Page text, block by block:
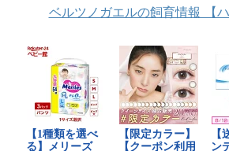
ベルツノガエルの飼育情報 【ハ